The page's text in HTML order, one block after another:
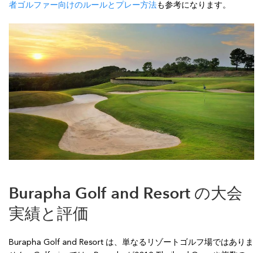
者ゴルファー向けのルールとプレー方法も参考になります。
Burapha Golf and Resort の大会
実績と評価
Burapha Golf and Resort は、単なるリゾートゴルフ場ではありま